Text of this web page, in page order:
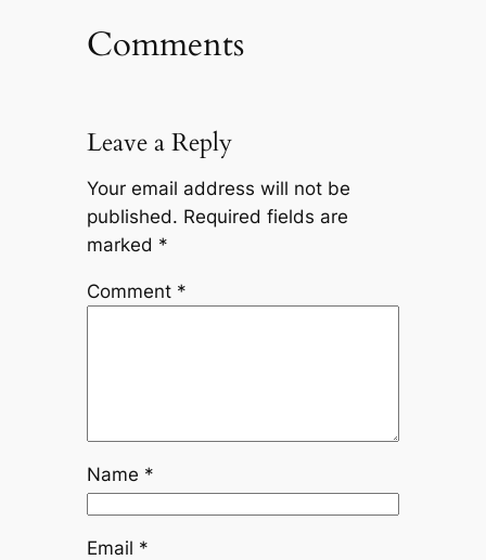
Comments
Leave a Reply
Your email address will not be
published. Required fields are
marked *
Comment *
Name *
Email *